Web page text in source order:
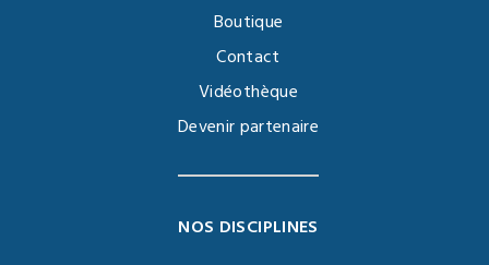
Boutique
Contact
Vidéothèque
Devenir partenaire
NOS DISCIPLINES